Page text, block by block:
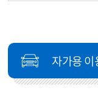
자가용 이